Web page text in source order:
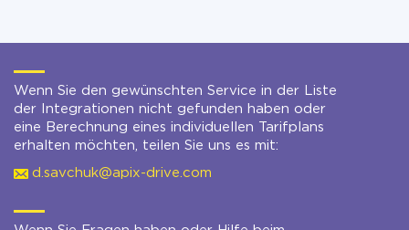
Wenn Sie den gewünschten Service in der Liste
der Integrationen nicht gefunden haben oder
eine Berechnung eines individuellen Tarifplans
erhalten möchten, teilen Sie uns es mit:
d.savchuk@apix-drive.com